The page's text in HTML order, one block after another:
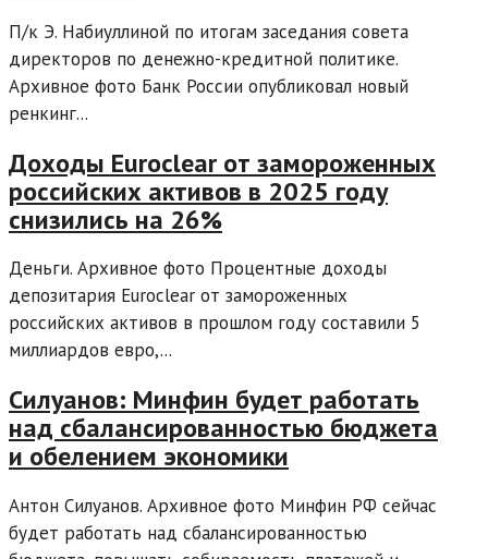
П/к Э. Набиуллиной по итогам заседания совета
директоров по денежно-кредитной политике.
Архивное фото Банк России опубликовал новый
ренкинг...
Доходы Euroclear от замороженных
российских активов в 2025 году
снизились на 26%
Деньги. Архивное фото Процентные доходы
депозитария Euroclear от замороженных
российских активов в прошлом году составили 5
миллиардов евро,...
Силуанов: Минфин будет работать
над сбалансированностью бюджета
и обелением экономики
Антон Силуанов. Архивное фото Минфин РФ сейчас
будет работать над сбалансированностью